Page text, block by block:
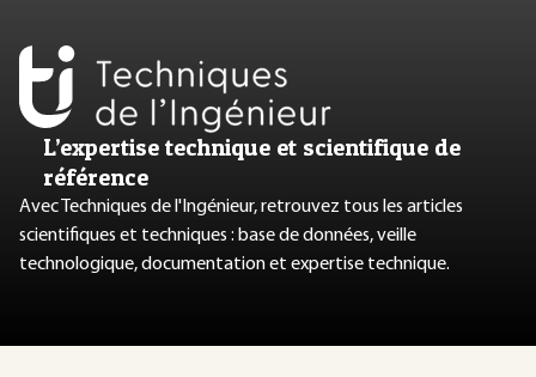
L’expertise technique et scientifique de
référence
Avec Techniques de l'Ingénieur, retrouvez tous les articles
scientifiques et techniques : base de données, veille
technologique, documentation et expertise technique.